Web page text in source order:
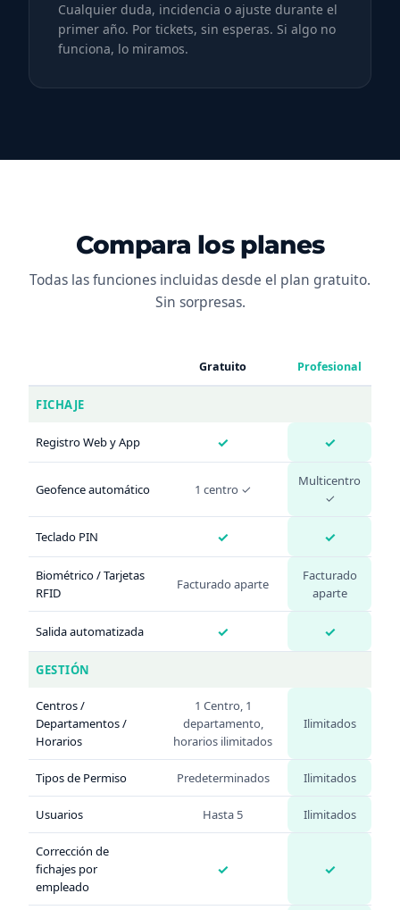
Cualquier duda, incidencia o ajuste durante el
primer año. Por tickets, sin esperas. Si algo no
funciona, lo miramos.
Compara los planes
Todas las funciones incluidas desde el plan gratuito.
Sin sorpresas.
Gratuito Profesional
FICHAJE
Registro Web y App ✓ ✓
Geofence automático 1 centro ✓
Multicentro
✓
Teclado PIN ✓ ✓
Biométrico / Tarjetas
RFID
Facturado aparte
Facturado
aparte
Salida automatizada ✓ ✓
GESTIÓN
Centros /
Departamentos /
Horarios
1 Centro, 1
departamento,
horarios ilimitados
Ilimitados
Tipos de Permiso Predeterminados Ilimitados
Usuarios Hasta 5 Ilimitados
Corrección de
fichajes por
empleado
✓ ✓